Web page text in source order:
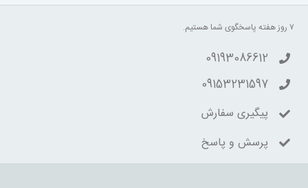
۷ روز هفته پاسخگوی شما هستیم.
09193086612
09153231597
پیگیری سفارش
پرسش و پاسخ